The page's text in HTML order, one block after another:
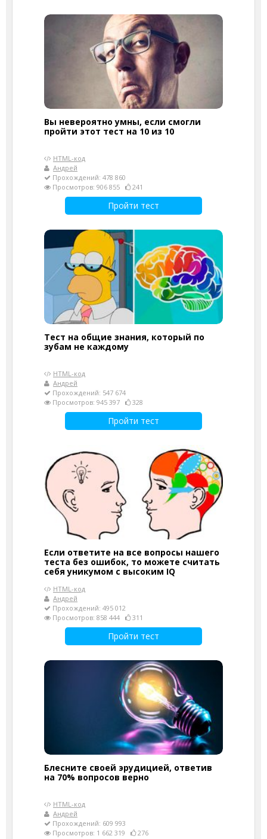
Вы невероятно умны, если смогли
пройти этот тест на 10 из 10
HTML-код
Андрей
Прохождений: 478 860
Просмотров: 906 855
241
Пройти тест
Тест на общие знания, который по
зубам не каждому
HTML-код
Андрей
Прохождений: 547 674
Просмотров: 945 397
328
Пройти тест
Если ответите на все вопросы нашего
теста без ошибок, то можете считать
себя уникумом с высоким IQ
HTML-код
Андрей
Прохождений: 495 012
Просмотров: 858 444
311
Пройти тест
Блесните своей эрудицией, ответив
на 70% вопросов верно
HTML-код
Андрей
Прохождений: 609 993
Просмотров: 1 662 319
276